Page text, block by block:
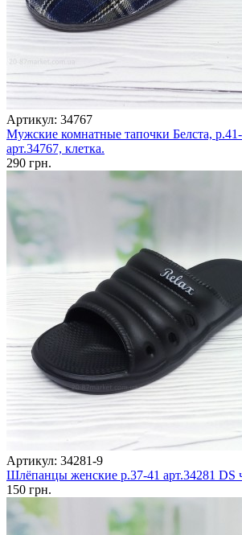
Артикул: 34767
Мужские комнатные тапочки Белста,
арт.34767, клетка.
290 грн.
Артикул: 34281-9
Шлёпанцы женские р.37-41 арт.34281 DS
150 грн.